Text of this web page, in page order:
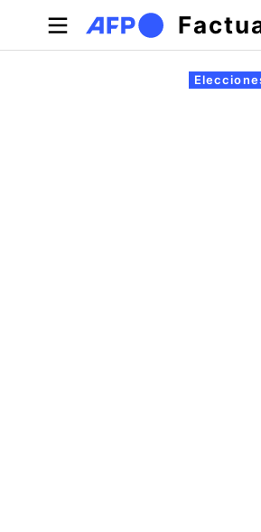
Pasar al contenido principal
Solapas